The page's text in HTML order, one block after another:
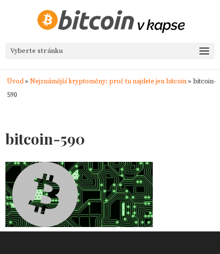
Vyberte stránku
Úvod» Nejznámější kryptoměny: proč tu najdete jen bitcoin» bitcoin-
590
bitcoin-590